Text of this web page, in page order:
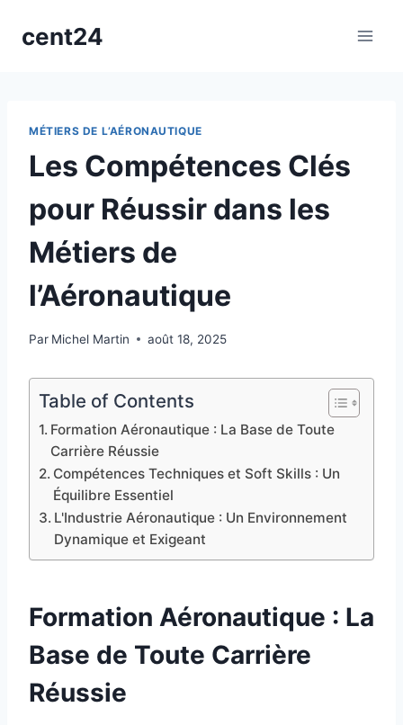
cent24
MÉTIERS DE L’AÉRONAUTIQUE
Les Compétences Clés
pour Réussir dans les
Métiers de
l’Aéronautique
Par Michel Martin août 18, 2025
Table of Contents
Formation Aéronautique : La Base de Toute
Carrière Réussie
Compétences Techniques et Soft Skills : Un
Équilibre Essentiel
L'Industrie Aéronautique : Un Environnement
Dynamique et Exigeant
Formation Aéronautique : La
Base de Toute Carrière
Réussie